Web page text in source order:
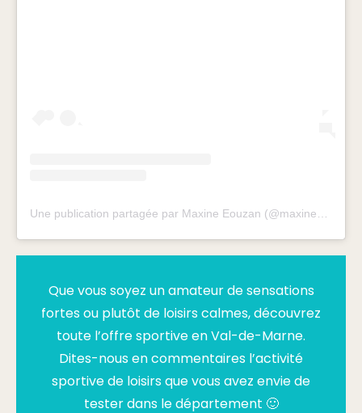
Que vous soyez un amateur de sensations
fortes ou plutôt de loisirs calmes, découvrez
toute l’offre sportive en Val-de-Marne.
Dites-nous en commentaires l’activité
sportive de loisirs que vous avez envie de
tester dans le département 🙂